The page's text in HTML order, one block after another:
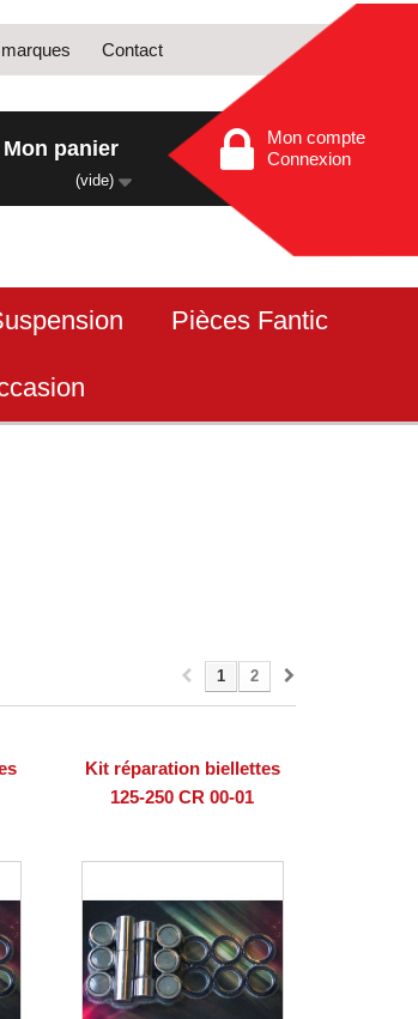
Contact
Mon panier
(vide)
Mon compte
Connexion
Pièces Fantic
1 2
Kit réparation biellettes
125-250 CR 00-01